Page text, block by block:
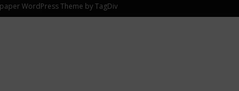
WordPress Theme by TagDiv